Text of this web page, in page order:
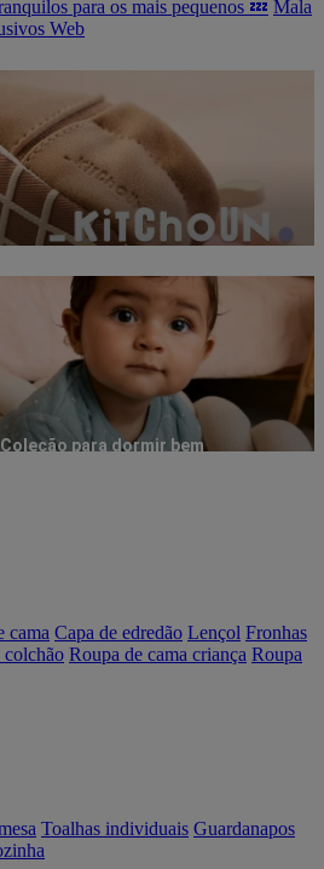
para os mais pequenos 💤 Mala
Web
Coleção para dormir bem
cama Capa de edredão Lençol Fronhas
colchão Roupa de cama criança Roupa
Toalhas individuais Guardanapos